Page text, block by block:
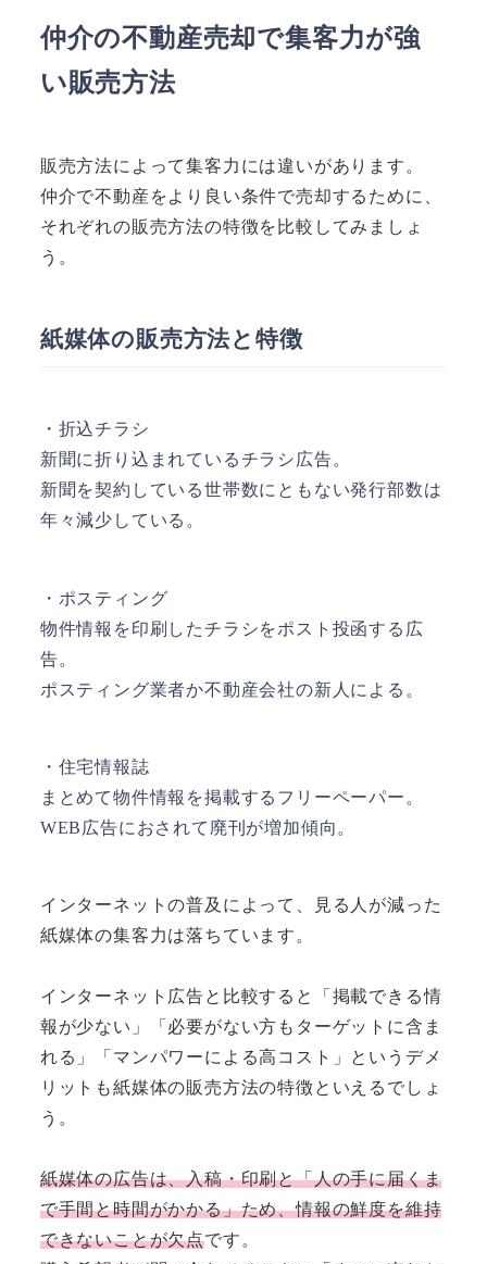
仲介の不動産売却で集客力が強
い販売方法
販売方法によって集客力には違いがあります。
仲介で不動産をより良い条件で売却するために、
それぞれの販売方法の特徴を比較してみましょ
う。
紙媒体の販売方法と特徴
・折込チラシ
新聞に折り込まれているチラシ広告。
新聞を契約している世帯数にともない発行部数は
年々減少している。
・ポスティング
物件情報を印刷したチラシをポスト投函する広
告。
ポスティング業者か不動産会社の新人による。
・住宅情報誌
まとめて物件情報を掲載するフリーペーパー。
WEB広告におされて廃刊が増加傾向。
インターネットの普及によって、見る人が減った
紙媒体の集客力は落ちています。
インターネット広告と比較すると「掲載できる情
報が少ない」「必要がない方もターゲットに含ま
れる」「マンパワーによる高コスト」というデメ
リットも紙媒体の販売方法の特徴といえるでしょ
う。
紙媒体の広告は、入稿・印刷と「人の手に届くま
で手間と時間がかかる」ため、情報の鮮度を維持
できないことが欠点です。